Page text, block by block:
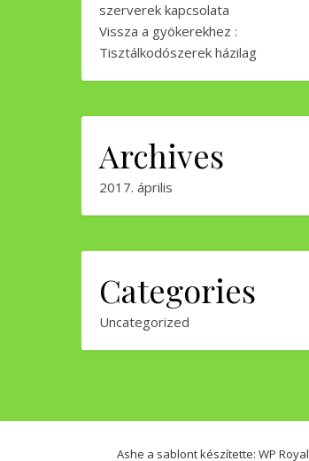
szerverek kapcsolata
Vissza a gyökerekhez :
Tisztálkodószerek házilag
Archives
2017. április
Categories
Uncategorized
Ashe a sablont készítette: WP Royal